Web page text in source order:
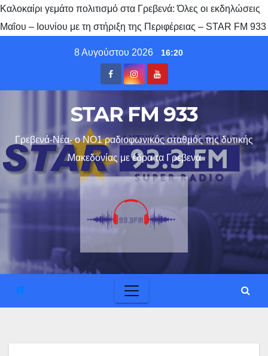
Καλοκαίρι γεμάτο πολιτισμό στα Γρεβενά: Όλες οι εκδηλώσεις
Μαΐου – Ιουνίου με τη στήριξη της Περιφέρειας – STAR FM 933
8 Αυγούστου 2026 16:20
STAR FM 933
Γρεβενά-Νέα- ο ΝΟ1 ραδιοφωνικός σταθμός της δυτικής
Μακεδονίας με έδρα τα Γρεβενα